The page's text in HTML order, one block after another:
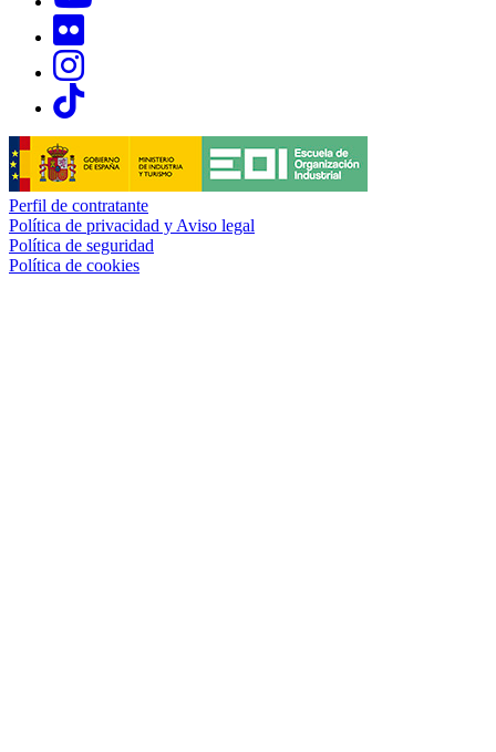
Links, Opens in this window
Links, Opens in this window
Links, Opens in this window
Perfil de contratante
Política de privacidad y Aviso legal
Política de seguridad
Política de cookies